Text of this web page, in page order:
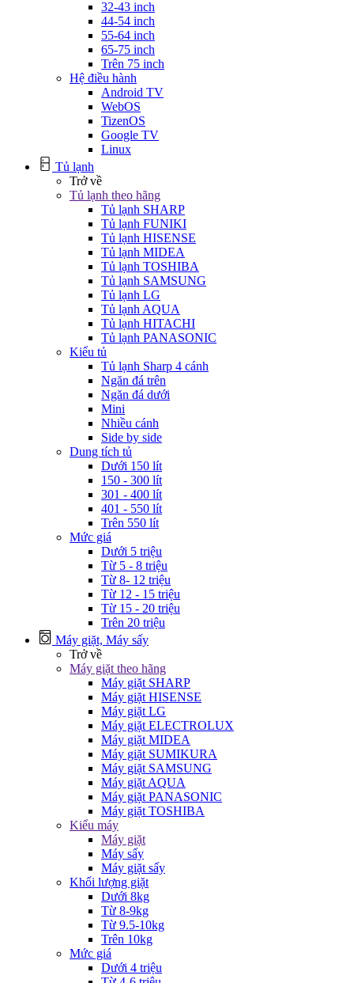
32-43 inch
44-54 inch
55-64 inch
65-75 inch
Trên 75 inch
Hệ điều hành
Android TV
WebOS
TizenOS
Google TV
Linux
Tủ lạnh
Trở về
Tủ lạnh theo hãng
Tủ lạnh SHARP
Tủ lạnh FUNIKI
Tủ lạnh HISENSE
Tủ lạnh MIDEA
Tủ lạnh TOSHIBA
Tủ lạnh SAMSUNG
Tủ lạnh LG
Tủ lạnh AQUA
Tủ lạnh HITACHI
Tủ lạnh PANASONIC
Kiểu tủ
Tủ lạnh Sharp 4 cánh
Ngăn đá trên
Ngăn đá dưới
Mini
Nhiều cánh
Side by side
Dung tích tủ
Dưới 150 lít
150 - 300 lít
301 - 400 lít
401 - 550 lít
Trên 550 lít
Mức giá
Dưới 5 triệu
Từ 5 - 8 triệu
Từ 8- 12 triệu
Từ 12 - 15 triệu
Từ 15 - 20 triệu
Trên 20 triệu
Máy giặt, Máy sấy
Trở về
Máy giặt theo hãng
Máy giặt SHARP
Máy giặt HISENSE
Máy giặt LG
Máy giặt ELECTROLUX
Máy giặt MIDEA
Máy giặt SUMIKURA
Máy giặt SAMSUNG
Máy giặt AQUA
Máy giặt PANASONIC
Máy giặt TOSHIBA
Kiểu máy
Máy giặt
Máy sấy
Máy giặt sấy
Khối lượng giặt
Dưới 8kg
Từ 8-9kg
Từ 9.5-10kg
Trên 10kg
Mức giá
Dưới 4 triệu